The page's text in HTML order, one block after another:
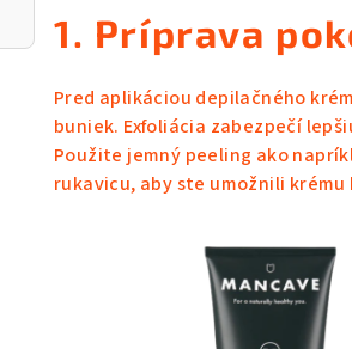
1. Príprava
Pred aplikáciou depilačného
buniek. Exfoliácia zabezpečí
Použite jemný peeling ako
rukavicu, aby ste umožnili